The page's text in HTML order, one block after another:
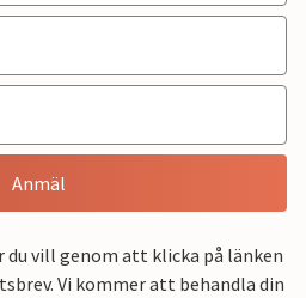
Anmäl
du vill genom att klicka på länken
Vi kommer att behandla din